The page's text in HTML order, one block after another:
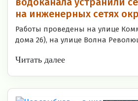
на инженерных сетях
Работы проведены на улице
дома 26), на улице Волна
Читать далее